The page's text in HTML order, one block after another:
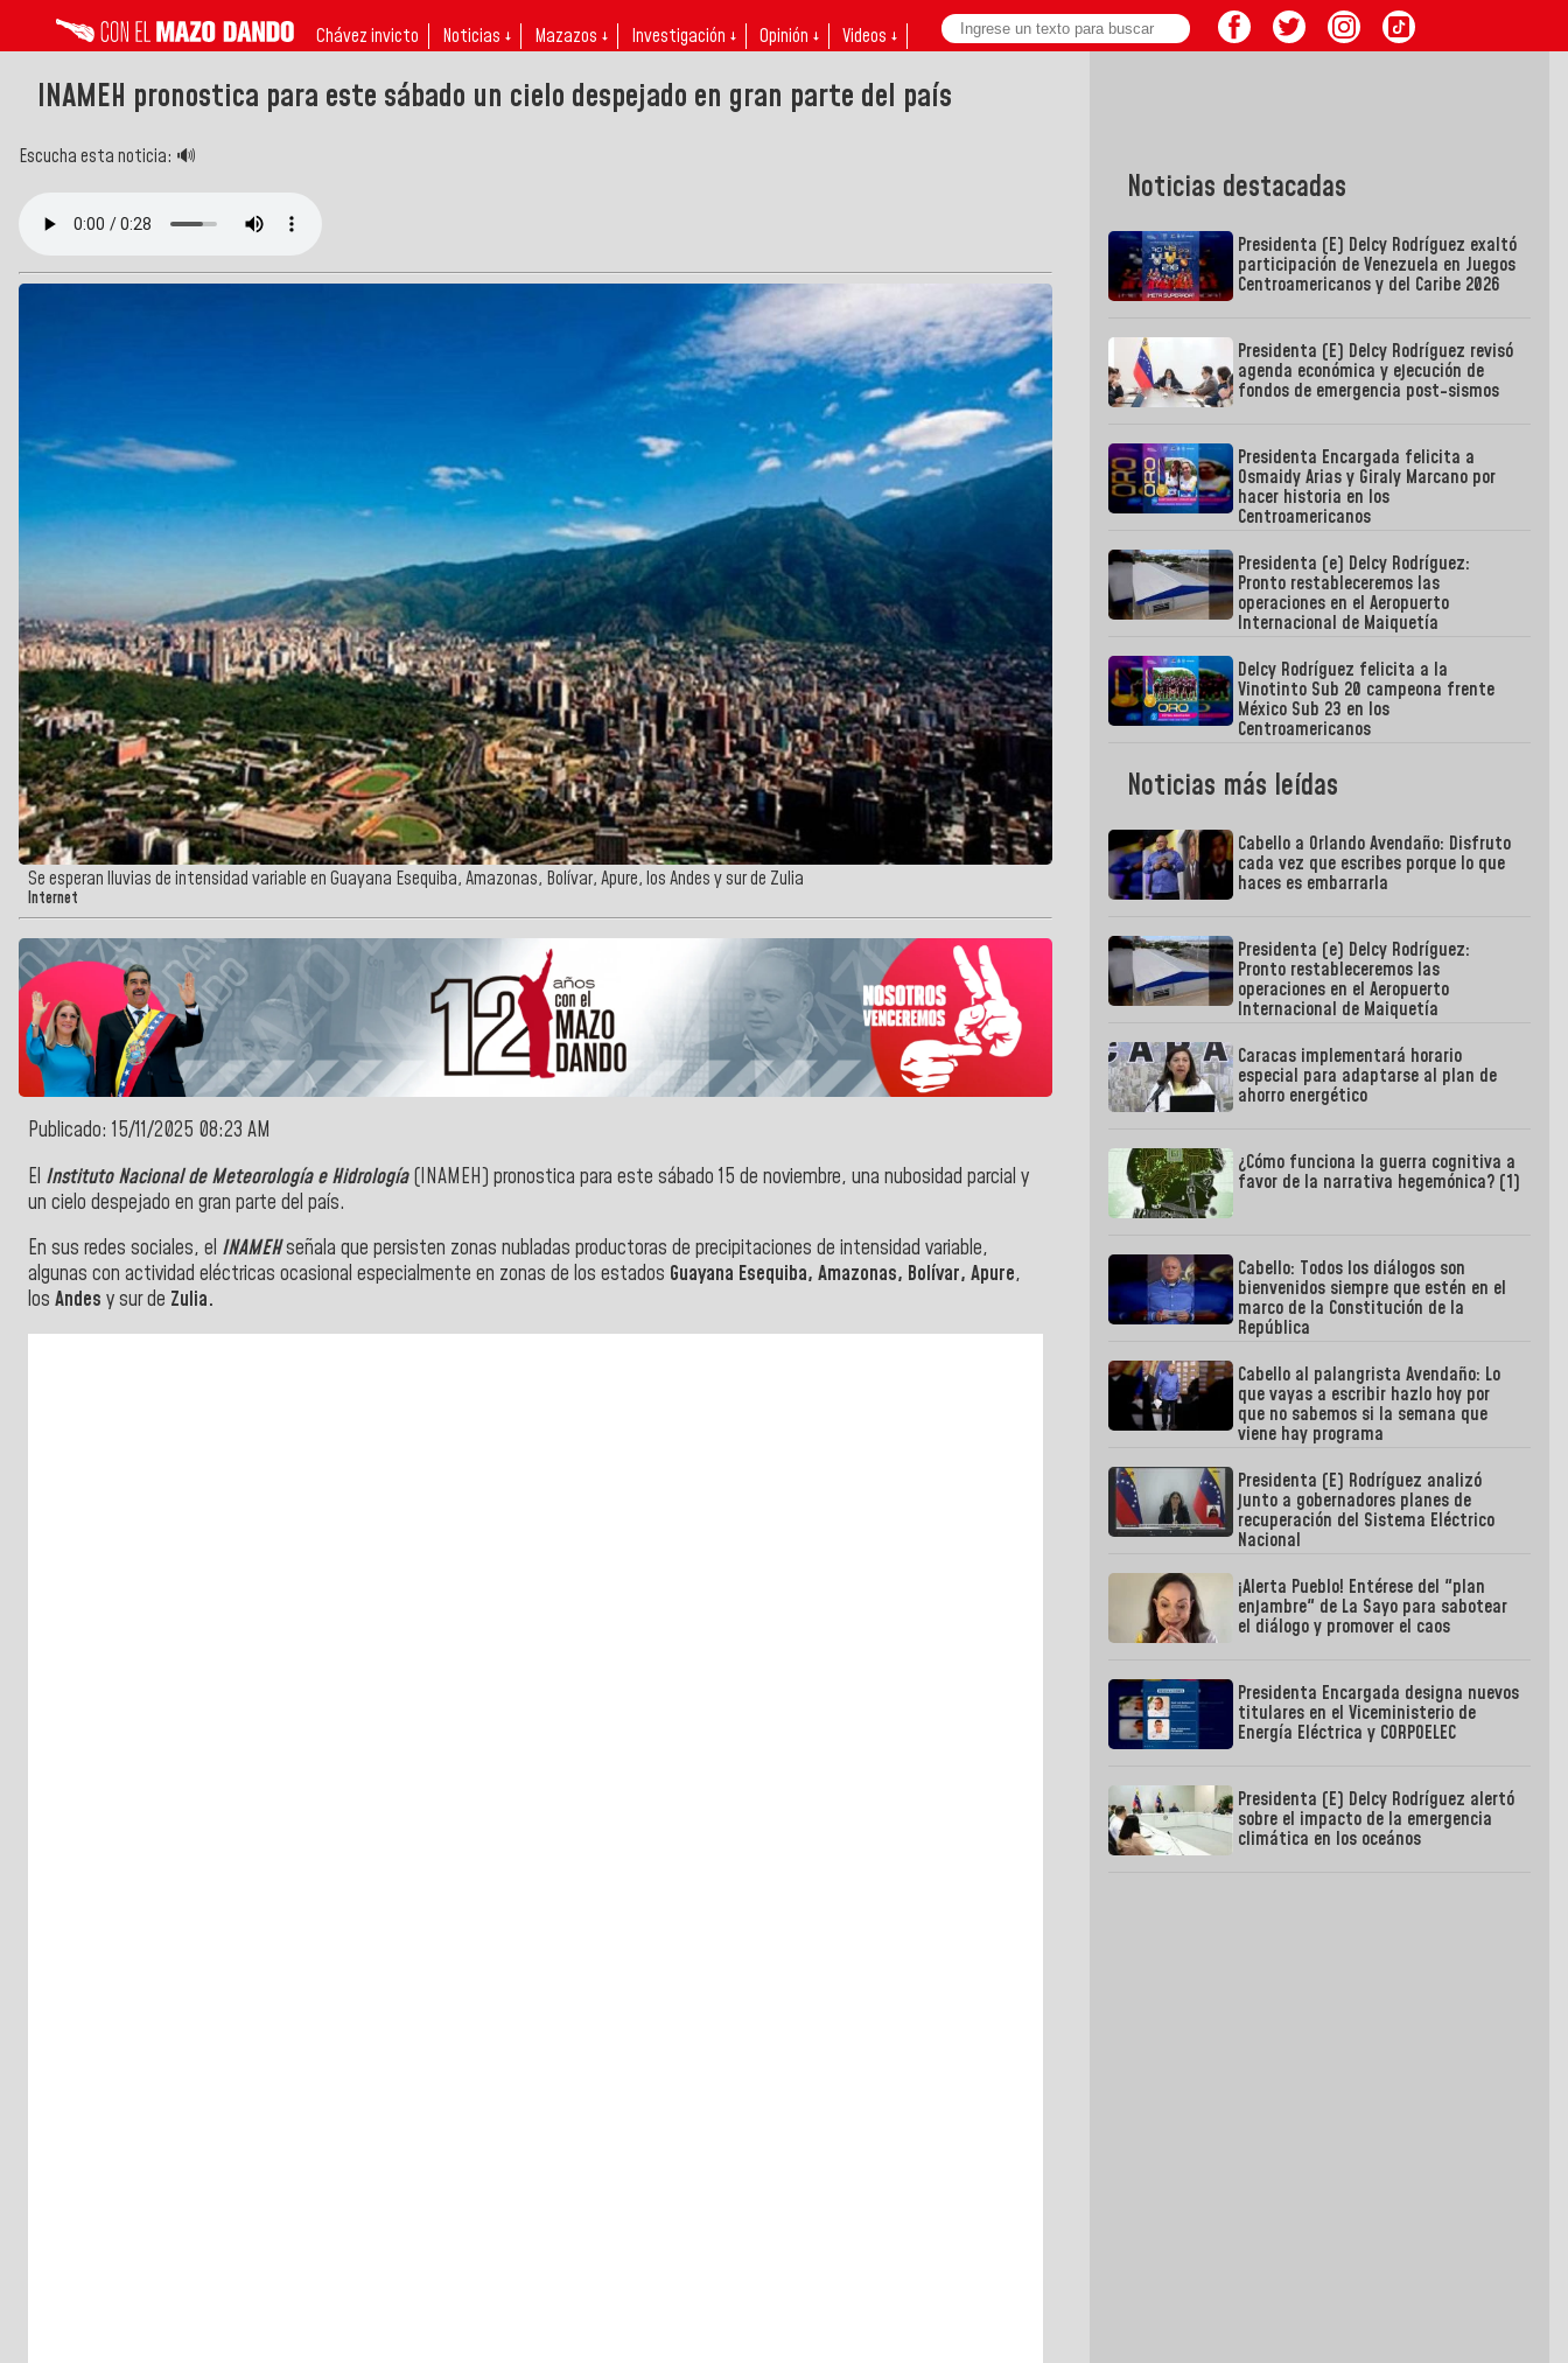
Chávez invicto Noticias ↓ Mazazos ↓ Investigación ↓ Opinión ↓ Videos ↓
INAMEH pronostica para este sábado un cielo despejado en gran parte del país
Escucha esta noticia: 🔊
Se esperan lluvias de intensidad variable en Guayana Esequiba, Amazonas, Bolívar, Apure, los Andes y sur de Zulia
Internet
Publicado: 15/11/2025 08:23 AM
El Instituto Nacional de Meteorología e Hidrología(INAMEH) pronostica para este sábado 15 de noviembre, una nubosidad parcial y
un cielo despejado en gran parte del país.
En sus redes sociales, el INAMEHseñala que persisten zonas nubladas productoras de precipitaciones de intensidad variable,
algunas con actividad eléctricas ocasional especialmente en zonas de los estados Guayana Esequiba, Amazonas, Bolívar, Apure,
los Andes y sur de Zulia.
Noticias destacadas
Presidenta (E) Delcy Rodríguez exaltó
participación de Venezuela en Juegos
Centroamericanos y del Caribe 2026
Presidenta (E) Delcy Rodríguez revisó
agenda económica y ejecución de
fondos de emergencia post-sismos
Presidenta Encargada felicita a
Osmaidy Arias y Giraly Marcano por
hacer historia en los
Centroamericanos
Presidenta (e) Delcy Rodríguez:
Pronto restableceremos las
operaciones en el Aeropuerto
Internacional de Maiquetía
Delcy Rodríguez felicita a la
Vinotinto Sub 20 campeona frente
México Sub 23 en los
Centroamericanos
Noticias más leídas
Cabello a Orlando Avendaño: Disfruto
cada vez que escribes porque lo que
haces es embarrarla
Presidenta (e) Delcy Rodríguez:
Pronto restableceremos las
operaciones en el Aeropuerto
Internacional de Maiquetía
Caracas implementará horario
especial para adaptarse al plan de
ahorro energético
¿Cómo funciona la guerra cognitiva a
favor de la narrativa hegemónica? (1)
Cabello: Todos los diálogos son
bienvenidos siempre que estén en el
marco de la Constitución de la
República
Cabello al palangrista Avendaño: Lo
que vayas a escribir hazlo hoy por
que no sabemos si la semana que
viene hay programa
Presidenta (E) Rodríguez analizó
junto a gobernadores planes de
recuperación del Sistema Eléctrico
Nacional
¡Alerta Pueblo! Entérese del "plan
enjambre" de La Sayo para sabotear
el diálogo y promover el caos
Presidenta Encargada designa nuevos
titulares en el Viceministerio de
Energía Eléctrica y CORPOELEC
Presidenta (E) Delcy Rodríguez alertó
sobre el impacto de la emergencia
climática en los oceános